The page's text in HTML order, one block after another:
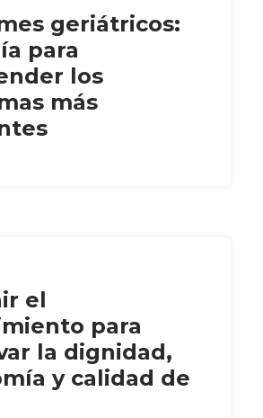
geriátricos:
para
los
más
el
para
la dignidad,
y calidad de